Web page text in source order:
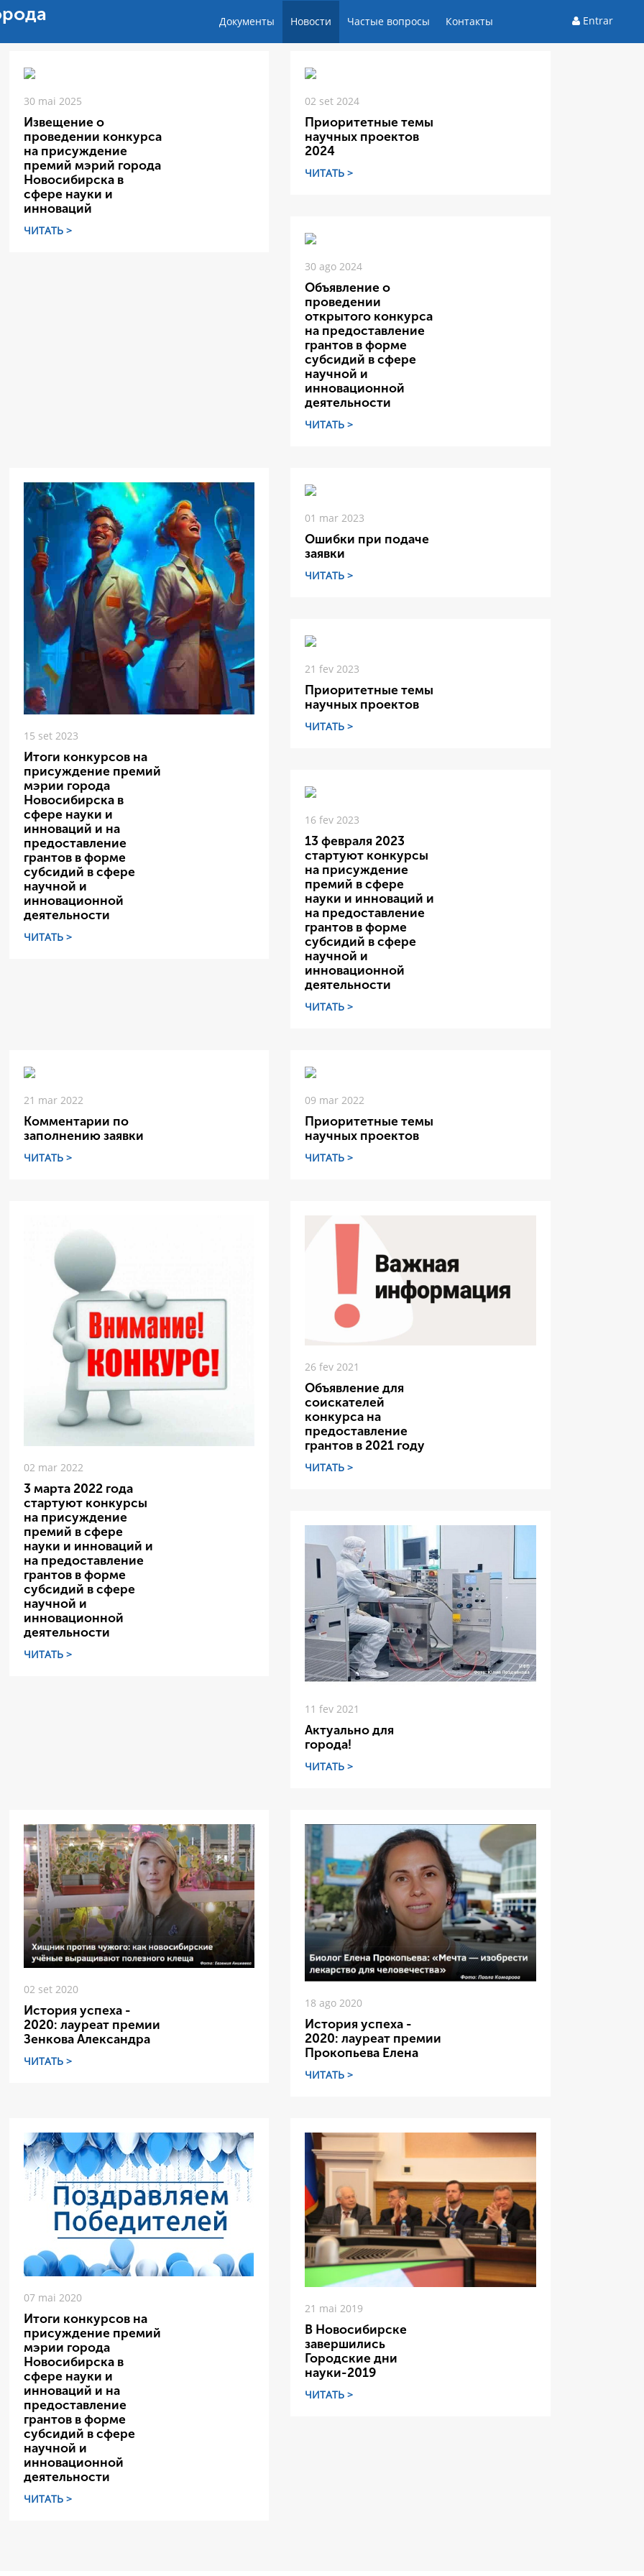
Документы Новости Частые вопросы Контакты Entrar
30 mai 2025
Извещение о
проведении конкурса
на присуждение
премий мэрий города
Новосибирска в
сфере науки и
инноваций
ЧИТАТЬ >
02 set 2024
Приоритетные темы
научных проектов
2024
ЧИТАТЬ >
30 ago 2024
Объявление о
проведении
открытого конкурса
на предоставление
грантов в форме
субсидий в сфере
научной и
инновационной
деятельности
ЧИТАТЬ >
15 set 2023
Итоги конкурсов на
присуждение премий
мэрии города
Новосибирска в
сфере науки и
инноваций и на
предоставление
грантов в форме
субсидий в сфере
научной и
инновационной
деятельности
ЧИТАТЬ >
01 mar 2023
Ошибки при подаче
заявки
ЧИТАТЬ >
21 fev 2023
Приоритетные темы
научных проектов
ЧИТАТЬ >
16 fev 2023
13 февраля 2023
стартуют конкурсы
на присуждение
премий в сфере
науки и инноваций и
на предоставление
грантов в форме
субсидий в сфере
научной и
инновационной
деятельности
ЧИТАТЬ >
21 mar 2022
Комментарии по
заполнению заявки
ЧИТАТЬ >
09 mar 2022
Приоритетные темы
научных проектов
ЧИТАТЬ >
02 mar 2022
3 марта 2022 года
стартуют конкурсы
на присуждение
премий в сфере
науки и инноваций и
на предоставление
грантов в форме
субсидий в сфере
научной и
инновационной
деятельности
ЧИТАТЬ >
26 fev 2021
Объявление для
соискателей
конкурса на
предоставление
грантов в 2021 году
ЧИТАТЬ >
11 fev 2021
Актуально для
города!
ЧИТАТЬ >
02 set 2020
История успеха -
2020: лауреат премии
Зенкова Александра
ЧИТАТЬ >
18 ago 2020
История успеха -
2020: лауреат премии
Прокопьева Елена
ЧИТАТЬ >
07 mai 2020
Итоги конкурсов на
присуждение премий
мэрии города
Новосибирска в
сфере науки и
инноваций и на
предоставление
грантов в форме
субсидий в сфере
научной и
инновационной
деятельности
ЧИТАТЬ >
21 mai 2019
В Новосибирске
завершились
Городские дни
науки-2019
ЧИТАТЬ >